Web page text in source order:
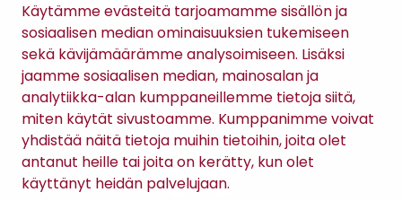
Käytämme evästeitä tarjoamamme sisällön ja
sosiaalisen median ominaisuuksien tukemiseen
sekä kävijämäärämme analysoimiseen. Lisäksi
jaamme sosiaalisen median, mainosalan ja
analytiikka-alan kumppaneillemme tietoja siitä,
miten käytät sivustoamme. Kumppanimme voivat
yhdistää näitä tietoja muihin tietoihin, joita olet
antanut heille tai joita on kerätty, kun olet
käyttänyt heidän palvelujaan.
Sopimusehdot
Tietosuojaseloste
Maksutavat